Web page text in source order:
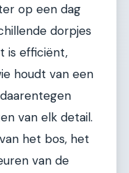
op een dag
dorpjes
is efficiënt,
houdt van een
van elk detail.
het bos, het
van de